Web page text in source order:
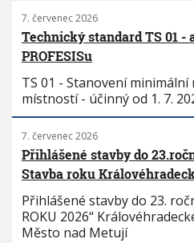
7. červenec 2026
Technický standard TS 01 -
PROFESISu
TS 01 - Stanovení
místností - účinný od 1. 7.
7. červenec 2026
Přihlášené stavby do
Stavba roku
Přihlášené stavby do 23.
ROKU 2026“
Město nad Metují